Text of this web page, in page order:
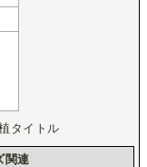
タイトル
関連